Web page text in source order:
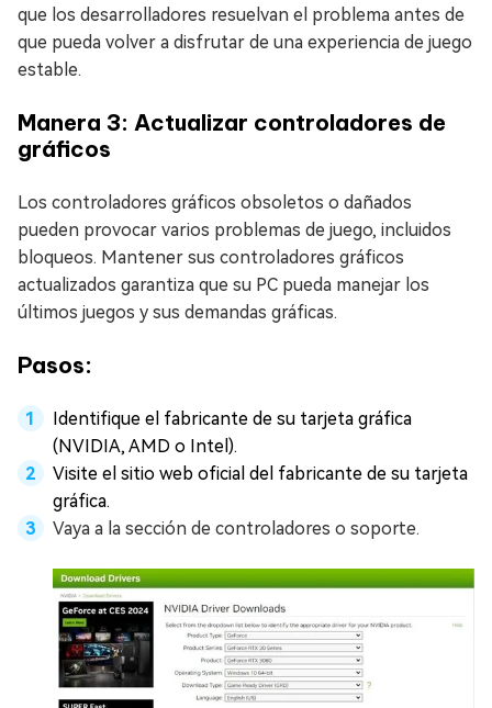
que los desarrolladores resuelvan el problema antes de
que pueda volver a disfrutar de una experiencia de juego
estable.
Manera 3: Actualizar controladores de
gráficos
Los controladores gráficos obsoletos o dañados
pueden provocar varios problemas de juego, incluidos
bloqueos. Mantener sus controladores gráficos
actualizados garantiza que su PC pueda manejar los
últimos juegos y sus demandas gráficas.
Pasos:
Identifique el fabricante de su tarjeta gráfica
(NVIDIA, AMD o Intel).
Visite el sitio web oficial del fabricante de su tarjeta
gráfica.
Vaya a la sección de controladores o soporte.